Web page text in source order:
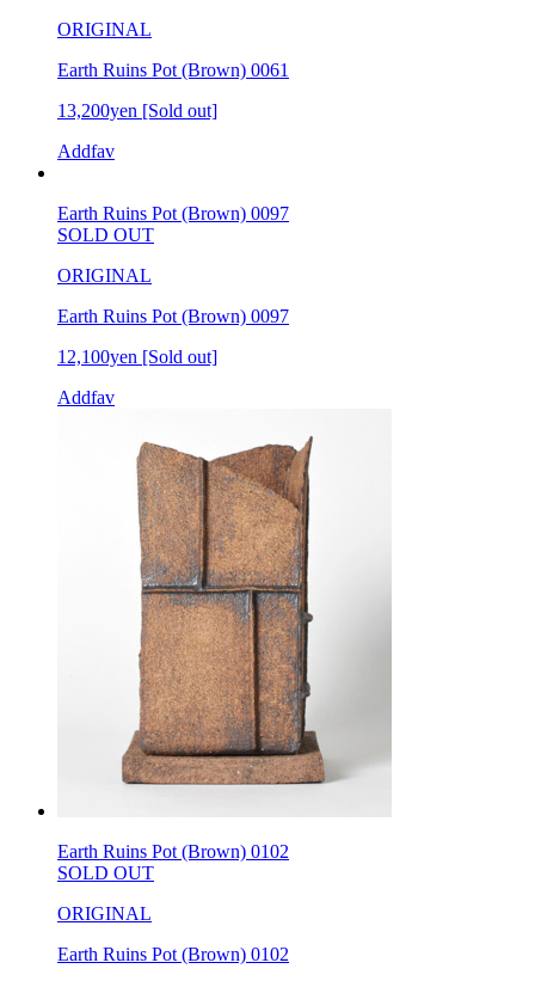
ORIGINAL
Earth Ruins Pot (Brown) 0061
13,200yen [Sold out]
Addfav
Earth Ruins Pot (Brown) 0097
SOLD OUT
ORIGINAL
Earth Ruins Pot (Brown) 0097
12,100yen [Sold out]
Addfav
Earth Ruins Pot (Brown) 0102
SOLD OUT
ORIGINAL
Earth Ruins Pot (Brown) 0102